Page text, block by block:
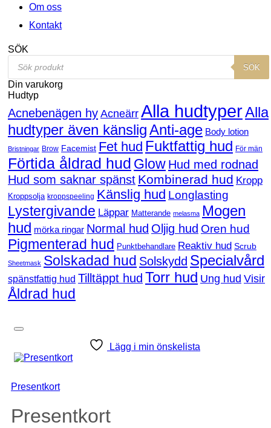
Om oss
Kontakt
SÖK
Products
search
SÖK
Din varukorg
Hudtyp
Acnebenägen hy Acneärr Alla hudtyperAlla
hudtyper även känsligAnti-age Body lotion
Bristningar Brow Facemist Fet hud Fuktfattig hud För män
Förtida åldrad hud Glow Hud med rodnad
Hud som saknar spänst Kombinerad hud Kropp
Kroppsolja kroppspeeling Känslig hud Longlasting
Lystergivande Läppar Matterande melasma Mogen
hud mörka ringar Normal hud Oljig hud Oren hud
Pigmenterad hud Punktbehandlare Reaktiv hud Scrub
Sheetmask Solskadad hud Solskydd Specialvård
spänstfattig hud Tilltäppt hud Torr hud Ung hud Visir
Åldrad hud
Lägg i min önskelista
Presentkort
Presentkort